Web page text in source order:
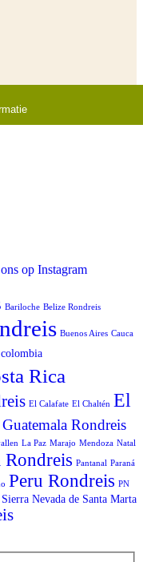
Bariloche Belize Rondreis
Buenos Aires Cauca
colombia
Rica
El Calafate El Chaltén El
Guatemala Rondreis
La Paz Marajo Mendoza Natal
Rondreis Pantanal Paraná
Peru Rondreis PN
Sierra Nevada de Santa Marta